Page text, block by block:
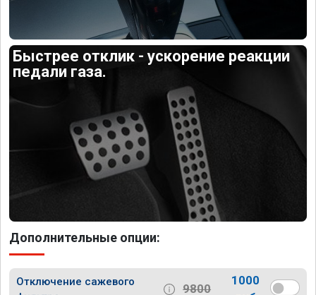
Быстрее отклик - ускорение реакции
педали газа.
Дополнительные опции:
Отключение сажевого
9800
1000